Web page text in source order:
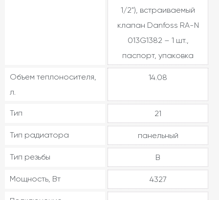
1/2"), встраиваемый
клапан Danfoss RA-N
013G1382 – 1 шт.,
паспорт, упаковка
Объем теплоносителя,
л.
14.08
Тип 21
Тип радиатора панельный
Тип резьбы В
Мощность, Вт 4327